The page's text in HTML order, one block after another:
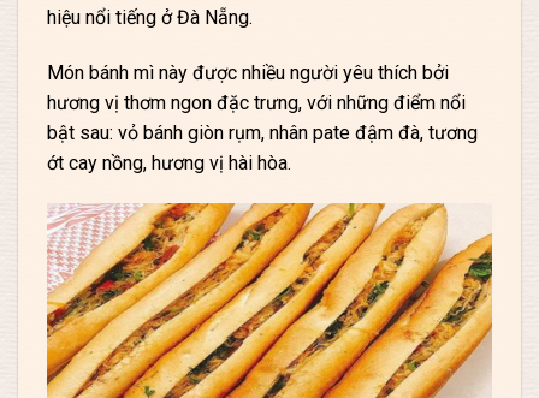
hiệu nổi tiếng ở Đà Nẵng.
Món bánh mì này được nhiều người yêu thích bởi
hương vị thơm ngon đặc trưng, với những điểm nổi
bật sau: vỏ bánh giòn rụm, nhân pate đậm đà, tương
ớt cay nồng, hương vị hài hòa.